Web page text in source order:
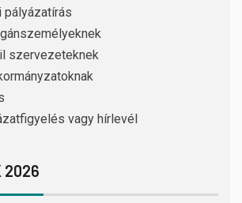
pályázatírás
szervezeteknek
vagy hírlevél
2026